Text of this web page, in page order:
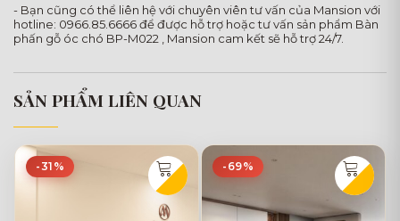
- Bạn cũng có thể liên hệ với chuyên viên tư vấn của Mansion với
hotline: 0966.85.6666 để được hỗ trợ hoặc tư vấn sản phẩm Bàn
phấn gỗ óc chó BP-M022 , Mansion cam kết sẽ hỗ trợ 24/7.
SẢN PHẨM LIÊN QUAN
-31% -69%